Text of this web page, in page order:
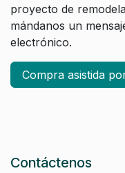
proyecto de
mándanos un
electrónico.
Compra asistida
Contáctenos